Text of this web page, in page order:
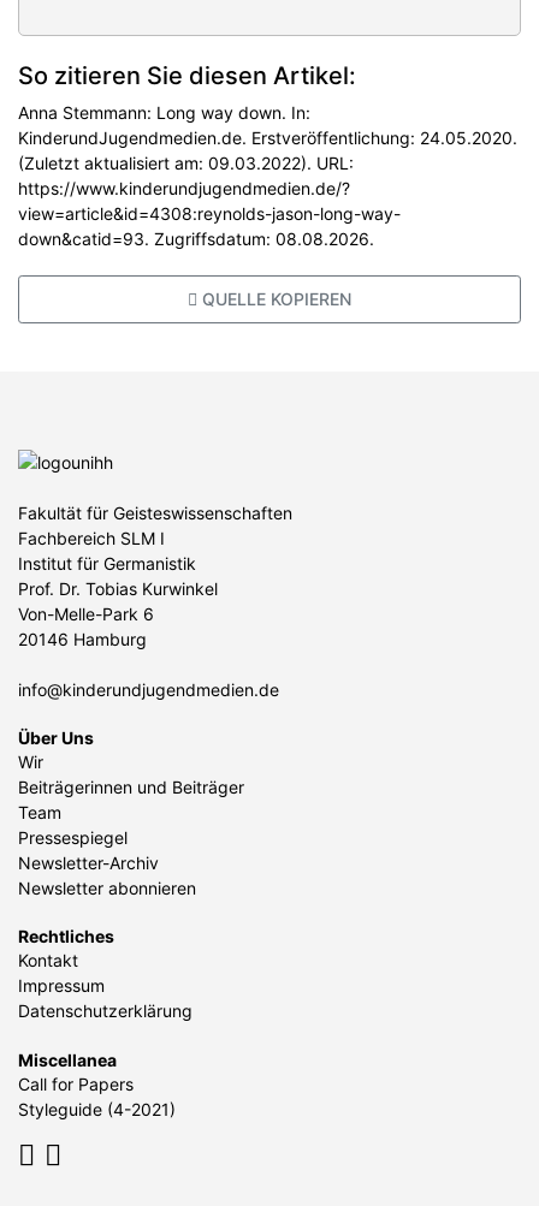
So zitieren Sie diesen Artikel:
Anna Stemmann: Long way down. In:
KinderundJugendmedien.de. Erstveröffentlichung: 24.05.2020.
(Zuletzt aktualisiert am: 09.03.2022). URL:
https://www.kinderundjugendmedien.de/?
view=article&id=4308:reynolds-jason-long-way-
down&catid=93. Zugriffsdatum: 08.08.2026.
QUELLE KOPIEREN
Fakultät für Geisteswissenschaften
Fachbereich SLM I
Institut für Germanistik
Prof. Dr. Tobias Kurwinkel
Von-Melle-Park 6
20146 Hamburg
info@kinderundjugendmedien.de
Über Uns
Wir
Beiträgerinnen und Beiträger
Team
Pressespiegel
Newsletter-Archiv
Newsletter abonnieren
Rechtliches
Kontakt
Impressum
Datenschutzerklärung
Miscellanea
Call for Papers
Styleguide (4-2021)